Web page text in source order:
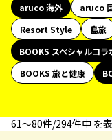
aruco 海外
aruco
Resort Style
島旅
BOOKS スペシャルコラ
BOOKS 旅と健康
61〜80件/294件中 を